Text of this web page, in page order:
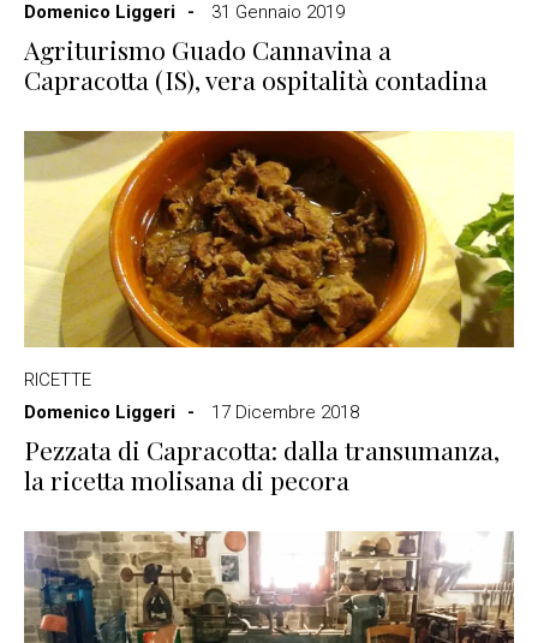
Domenico Liggeri
31 Gennaio 2019
Agriturismo Guado Cannavina a
Capracotta (IS), vera ospitalità contadina
RICETTE
Domenico Liggeri
17 Dicembre 2018
Pezzata di Capracotta: dalla transumanza,
la ricetta molisana di pecora